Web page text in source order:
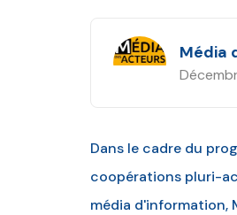
Média
Dans le cadre du
coopérations pluri-
média d'information,